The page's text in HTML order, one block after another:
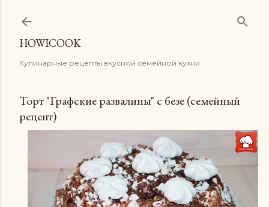
HOWICOOK
Кулинарные рецепты вкусной семейной кухни
Торт "Графские развалины" с безе (семейный
рецепт)